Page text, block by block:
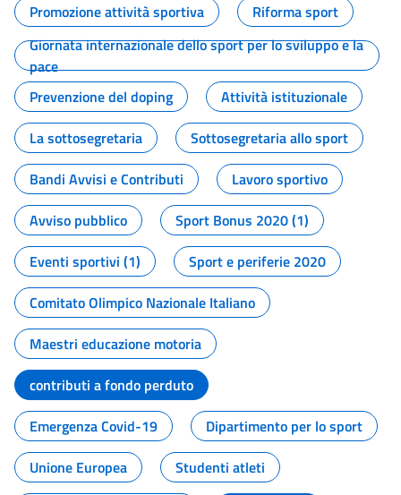
Promozione attività sportiva
Riforma sport
Giornata internazionale dello sport per lo sviluppo e la
pace
Prevenzione del doping
Attività istituzionale
La sottosegretaria
Sottosegretaria allo sport
Bandi Avvisi e Contributi
Lavoro sportivo
Avviso pubblico
Sport Bonus 2020 (1)
Eventi sportivi (1)
Sport e periferie 2020
Comitato Olimpico Nazionale Italiano
Maestri educazione motoria
contributi a fondo perduto
Emergenza Covid-19
Dipartimento per lo sport
Unione Europea
Studenti atleti